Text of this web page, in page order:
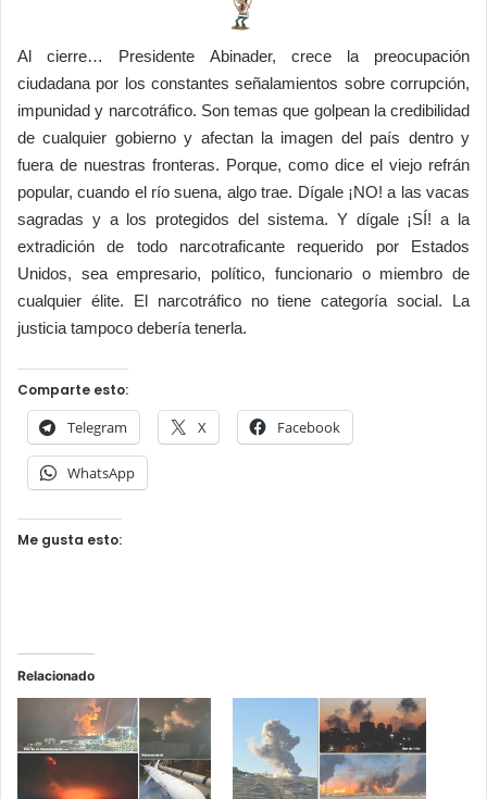
Al cierre… Presidente Abinader, crece la preocupación
ciudadana por los constantes señalamientos sobre corrupción,
impunidad y narcotráfico. Son temas que golpean la credibilidad
de cualquier gobierno y afectan la imagen del país dentro y
fuera de nuestras fronteras. Porque, como dice el viejo refrán
popular, cuando el río suena, algo trae. Dígale ¡NO! a las vacas
sagradas y a los protegidos del sistema. Y dígale ¡SÍ! a la
extradición de todo narcotraficante requerido por Estados
Unidos, sea empresario, político, funcionario o miembro de
cualquier élite. El narcotráfico no tiene categoría social. La
justicia tampoco debería tenerla.
Comparte esto:
Telegram X Facebook
WhatsApp
Me gusta esto:
Relacionado